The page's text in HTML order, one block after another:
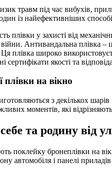
травм під час вибухів,
із найефективніших
плівки у захисті від
Антивандальна плівка –
Ця плівка широко
сертифікати якості та
плівки на вікно
з декількох
моментів, які
та родину від
поклейку бронеплівки на
автомобіля і панелі